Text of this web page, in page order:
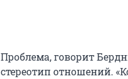
Проблема, говорит
стереотип отношений.